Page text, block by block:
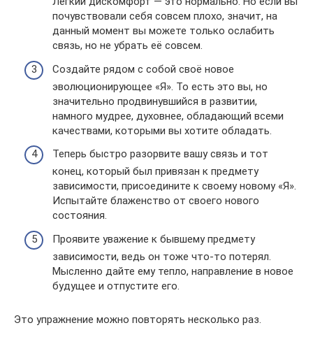
почувствовали себя совсем плохо, значит, на
данный момент вы можете только ослабить
связь, но не убрать её совсем.
Создайте рядом с собой своё новое
эволюционирующее «Я». То есть это вы, но
значительно продвинувшийся в развитии,
намного мудрее, духовнее, обладающий всеми
качествами, которыми вы хотите обладать.
Теперь быстро разорвите вашу связь и тот
конец, который был привязан к предмету
зависимости, присоедините к своему новому «Я».
Испытайте блаженство от своего нового
состояния.
Проявите уважение к бывшему предмету
зависимости, ведь он тоже что-то потерял.
Мысленно дайте ему тепло, направление в новое
будущее и отпустите его.
Это упражнение можно повторять несколько раз.